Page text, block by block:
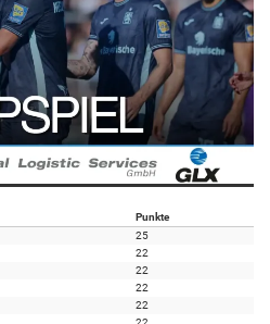
Punkte
25
22
22
22
22